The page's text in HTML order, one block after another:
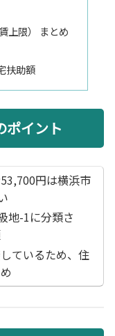
上限） まとめ
扶助額
ポイント
円は横浜市
地-1に分類さ
ているため、住